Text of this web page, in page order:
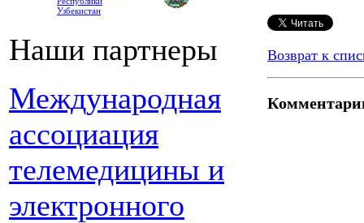
Узбекистан
Наши партнеры
Международная
ассоциация
телемедицины и
электронного
Возврат к